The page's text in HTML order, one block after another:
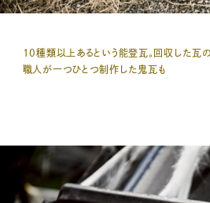
10種類以上あるという能登瓦。回収した瓦
職人が一つひとつ制作した鬼瓦も